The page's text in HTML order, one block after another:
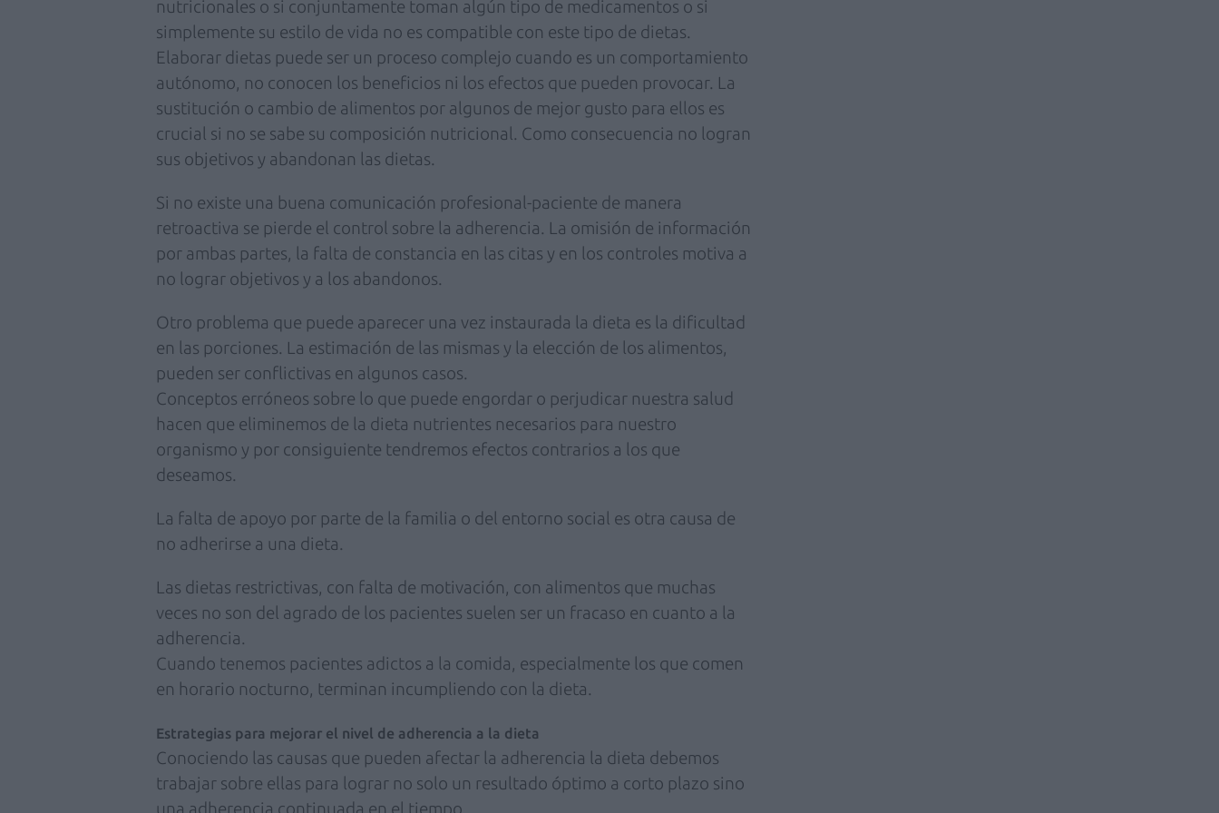
nutricionales o si conjuntamente toman algún tipo de medicamentos o si
simplemente su estilo de vida no es compatible con este tipo de dietas.
Elaborar dietas puede ser un proceso complejo cuando es un comportamiento
autónomo, no conocen los beneficios ni los efectos que pueden provocar. La
sustitución o cambio de alimentos por algunos de mejor gusto para ellos es
crucial si no se sabe su composición nutricional. Como consecuencia no logran
sus objetivos y abandonan las dietas.
Si no existe una buena comunicación profesional-paciente de manera
retroactiva se pierde el control sobre la adherencia. La omisión de información
por ambas partes, la falta de constancia en las citas y en los controles motiva a
no lograr objetivos y a los abandonos.
Otro problema que puede aparecer una vez instaurada la dieta es la dificultad
en las porciones. La estimación de las mismas y la elección de los alimentos,
pueden ser conflictivas en algunos casos.
Conceptos erróneos sobre lo que puede engordar o perjudicar nuestra salud
hacen que eliminemos de la dieta nutrientes necesarios para nuestro
organismo y por consiguiente tendremos efectos contrarios a los que
deseamos.
La falta de apoyo por parte de la familia o del entorno social es otra causa de
no adherirse a una dieta.
Las dietas restrictivas, con falta de motivación, con alimentos que muchas
veces no son del agrado de los pacientes suelen ser un fracaso en cuanto a la
adherencia.
Cuando tenemos pacientes adictos a la comida, especialmente los que comen
en horario nocturno, terminan incumpliendo con la dieta.
Estrategias para mejorar el nivel de adherencia a la dieta
Conociendo las causas que pueden afectar la adherencia la dieta debemos
trabajar sobre ellas para lograr no solo un resultado óptimo a corto plazo sino
una adherencia continuada en el tiempo.